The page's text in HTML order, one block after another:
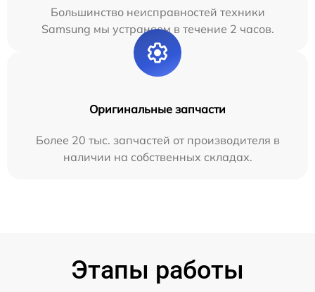
Большинство неисправностей техники
Samsung мы устраняем в течение 2 часов.
Оригинальные запчасти
Более 20 тыс. запчастей от производителя в
наличии на собственных складах.
Этапы работы